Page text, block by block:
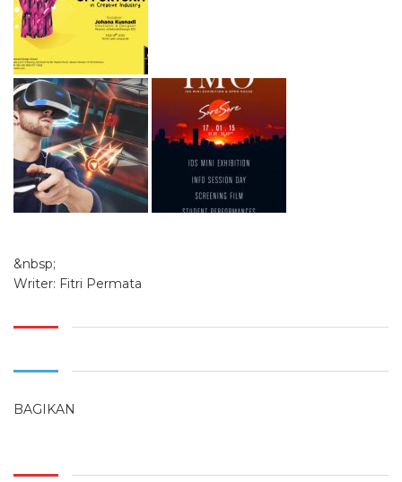
&nbsp;
Writer: Fitri Permata
BAGIKAN